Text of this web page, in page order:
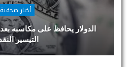
أخبار صحفية
الدولار يحافظ على مكاسبه
التيسير